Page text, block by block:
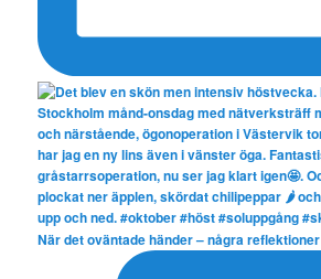
När det oväntade händer – några reflektioner